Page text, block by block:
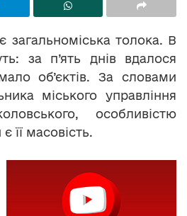
загальноміська толока. В
за п’ять днів вдалося
об’єктів. За словами
міського управління
особливістю
її масовість.